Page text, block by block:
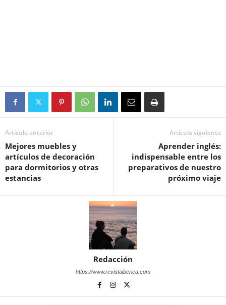
Artículo anterior
Mejores muebles y
artículos de decoración
para dormitorios y otras
estancias
Artículo siguiente
Aprender inglés:
indispensable entre los
preparativos de nuestro
próximo viaje
Redacción
https://www.revistaiberica.com